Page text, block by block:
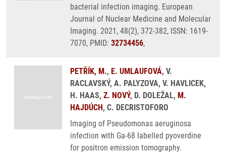
bacterial infection imaging. European
Journal of Nuclear Medicine and Molecular
Imaging. 2021, 48(2), 372-382, ISSN: 1619-
7070, PMID: 32734456,
PETŘÍK, M., E. UMLAUFOVÁ, V.
RACLAVSKÝ, A. PALYZOVA, V. HAVLICEK,
H. HAAS, Z. NOVÝ, D. DOLEŽAL, M.
HAJDÚCH, C. DECRISTOFORO
Imaging of Pseudomonas aeruginosa
infection with Ga-68 labelled pyoverdine
for positron emission tomography.